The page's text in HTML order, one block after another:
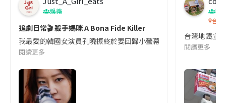
娛樂
追劇日常🎬 殺手媽咪 A Bona Fide Killer
我最愛的韓國女演員孔曉振終於要回歸小螢幕啦!這次的劇本改編
閱讀更多
吹
台灣
台灣地鐵宣
閱讀更多